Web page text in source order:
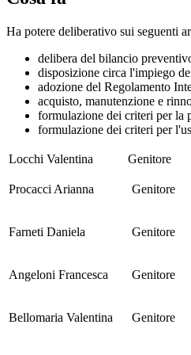
Ha potere deliberativo sui seguenti
delibera del bilancio
disposizione circa l'impiego
adozione del Regolamento
acquisto, manutenzione e
formulazione dei criteri per la
formulazione dei criteri per
Locchi Valentina Genitore
Procacci Arianna Genitore
Farneti Daniela Genitore
Angeloni Francesca Genitore
Bellomaria Valentina Genitore